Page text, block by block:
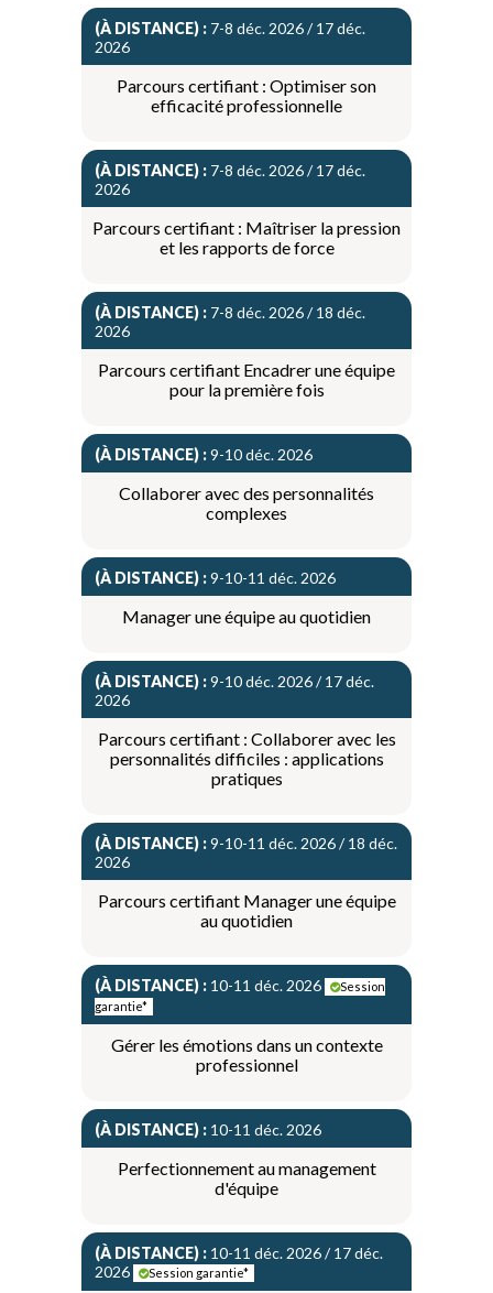
(À DISTANCE) : 7-8 déc. 2026 / 17 déc.
2026
Parcours certifiant : Optimiser son
efficacité professionnelle
(À DISTANCE) : 7-8 déc. 2026 / 17 déc.
2026
Parcours certifiant : Maîtriser la pression
et les rapports de force
(À DISTANCE) : 7-8 déc. 2026 / 18 déc.
2026
Parcours certifiant Encadrer une équipe
pour la première fois
(À DISTANCE) :9-10 déc. 2026
Collaborer avec des personnalités
complexes
(À DISTANCE) :9-10-11 déc. 2026
Manager une équipe au quotidien
(À DISTANCE) :9-10 déc. 2026 / 17 déc.
2026
Parcours certifiant : Collaborer avec les
personnalités difficiles : applications
pratiques
(À DISTANCE) :9-10-11 déc. 2026 / 18 déc.
2026
Parcours certifiant Manager une équipe
au quotidien
(À DISTANCE) : 10-11 déc. 2026
Session
garantie*
Gérer les émotions dans un contexte
professionnel
(À DISTANCE) : 10-11 déc. 2026
Perfectionnement au management
d'équipe
(À DISTANCE) : 10-11 déc. 2026 / 17 déc.
2026
Session garantie*